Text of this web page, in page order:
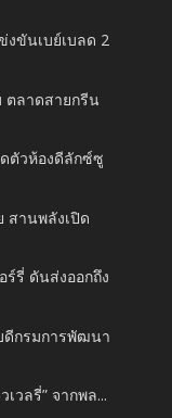
งขันเบย์เบลด 2
ตลาดสายกรีน
ตัวห้องดีลักซ์ซู
สานพลังเปิด
รี่ ดันส่งออกถึง
กรมการพัฒนา
วลรี่” จากพล...